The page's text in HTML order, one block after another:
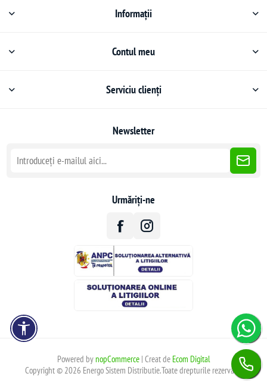
Informații
Contul meu
Serviciu clienți
Newsletter
Urmăriți-ne
Powered bynopCommerce| Creat de Ecom Digital
Copyright © 2026 Energo Sistem Distributie.Toate drepturile rezervate.